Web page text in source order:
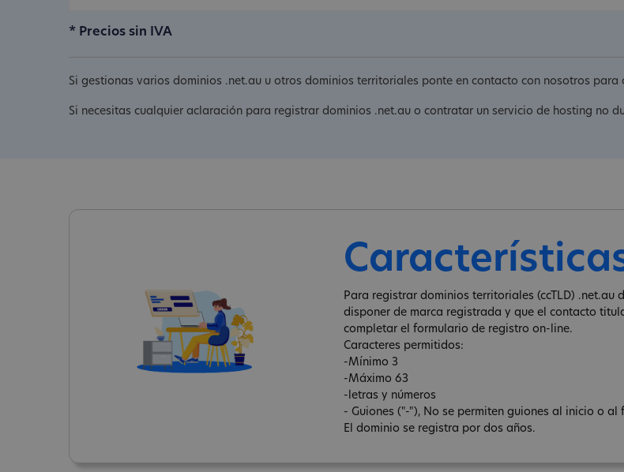
* Precios sin IVA
Si gestionas varios dominios .net.au u otros dominios territoriales ponte en contacto con nosotros para
Si necesitas cualquier aclaración para registrar dominios .net.au o contratar un servicio de hosting no
Para registrar dominios territoriales (ccTLD) .net.au
disponer de marca registrada y que el contacto
completar el formulario de registro on-line.
Caracteres permitidos:
-Mínimo 3
-Máximo 63
-letras y números
- Guiones ("-"), No se permiten guiones al inicio o
El dominio se registra por dos años.